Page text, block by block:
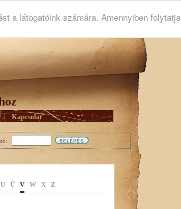
a látogatóink számára. Amennyiben folytatja
| Kapcsolat
U Ü V W X Z